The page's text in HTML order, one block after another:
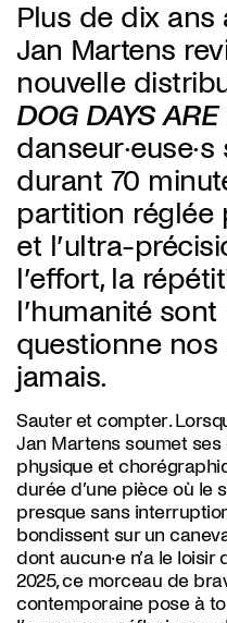
Plus de dix ans
Jan Martens
nouvelle
DOG DAYS
durant 70
partition réglée
et l’ultra-
l’effort, la
l’humanité
questionne nos
jamais.
Sauter et compter.
Jan Martens soumet ses
physique et
durée d’une pièce où le
presque sans
bondissent sur un
dont aucun·e n’a le loisir
2025, ce morceau de
contemporaine pose à